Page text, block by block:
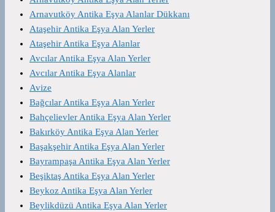
Arnavutköy Antika Eşya Alanlar Dükkanı
Ataşehir Antika Eşya Alan Yerler
Ataşehir Antika Eşya Alanlar
Avcılar Antika Eşya Alan Yerler
Avcılar Antika Eşya Alanlar
Avize
Bağcılar Antika Eşya Alan Yerler
Bahçelievler Antika Eşya Alan Yerler
Bakırköy Antika Eşya Alan Yerler
Başakşehir Antika Eşya Alan Yerler
Bayrampaşa Antika Eşya Alan Yerler
Beşiktaş Antika Eşya Alan Yerler
Beykoz Antika Eşya Alan Yerler
Beylikdüzü Antika Eşya Alan Yerler